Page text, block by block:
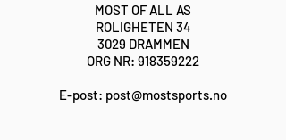
MOST OF ALL AS
ROLIGHETEN 34
3029 DRAMMEN
ORG NR: 918359222
E-post: post@mostsports.no